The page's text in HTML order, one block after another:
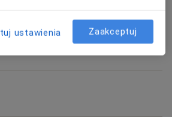
dzieci (pierwsza wizyta)
ustawienia Zaakceptuj